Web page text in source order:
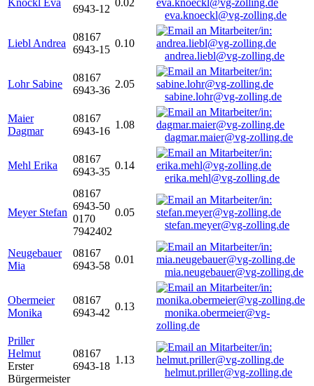
Knöckl Eva
6943-12
0.02
eva.knoeckl@vg-zolling.de
Liebl Andrea
08167
6943-15
0.10
andrea.liebl@vg-zolling.de
Lohr Sabine
08167
6943-36
2.05
sabine.lohr@vg-zolling.de
Maier
Dagmar
08167
6943-16
1.08
dagmar.maier@vg-zolling.de
Mehl Erika
08167
6943-35
0.14
erika.mehl@vg-zolling.de
Meyer Stefan
08167
6943-50
0170
7942402
0.05
stefan.meyer@vg-zolling.de
Neugebauer
Mia
08167
6943-58
0.01
mia.neugebauer@vg-zolling.de
Obermeier
Monika
08167
6943-42
0.13
monika.obermeier@vg-
zolling.de
Priller
Helmut
Erster
Bürgermeister
08167
6943-18
1.13
helmut.priller@vg-zolling.de